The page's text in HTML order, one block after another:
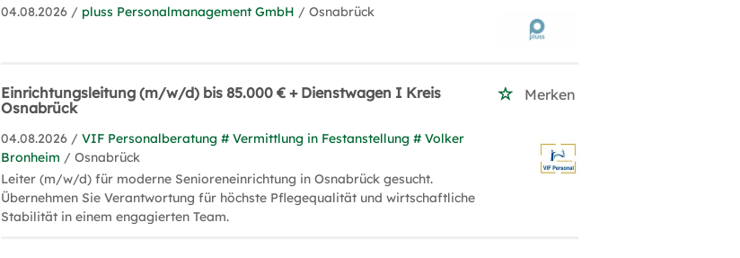
04.08.2026 / pluss Personalmanagement GmbH / Osnabrück
Einrichtungsleitung (m/w/d) bis 85.000 € + Dienstwagen I Kreis
Osnabrück
Merken
04.08.2026 /VIF Personalberatung # Vermittlung in Festanstellung # Volker
Bronheim / Osnabrück
Leiter (m/w/d) für moderne Senioreneinrichtung in Osnabrück gesucht.
Übernehmen Sie Verantwortung für höchste Pflegequalität und wirtschaftliche
Stabilität in einem engagierten Team.